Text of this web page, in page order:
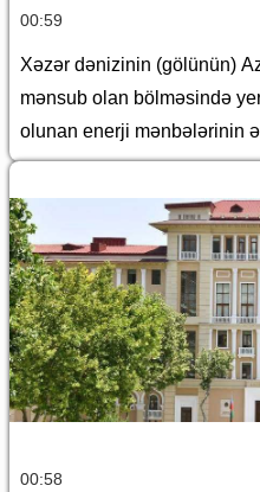
00:59
Xəzər dənizinin (gölünün)
mənsub olan bölməsində
olunan enerji mənbələrinin
haqqında
00:58